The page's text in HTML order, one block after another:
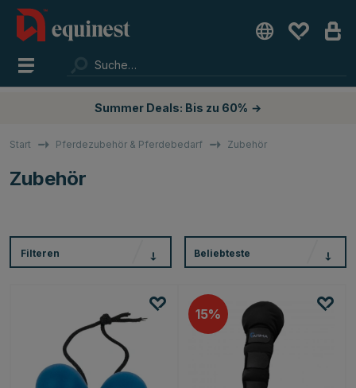
Summer Deals: Bis zu 60% →
Start Pferdezubehör & Pferdebedarf Zubehör
Zubehör
Filteren Beliebteste
15